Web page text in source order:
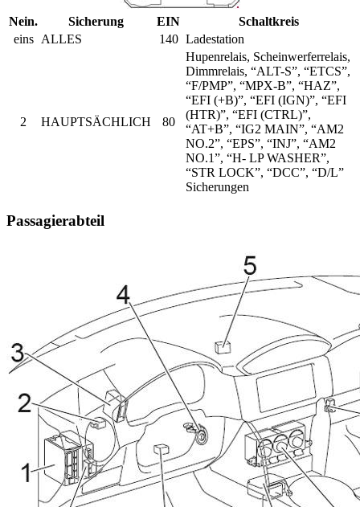
Nein. Sicherung EIN
Schaltkreis
eins
ALLES 140 Ladestation
2 HAUPTSÄCHLICH 80
Hupenrelais, Scheinwerferrelais,
Dimmrelais, “ALT-S”, “ETCS”,
“F/PMP”, “MPX-B”, “HAZ”,
“EFI (+B)”, “EFI (IGN)”, “EFI
(HTR)”, “EFI (CTRL)”,
“AT+B”, “IG2 MAIN”, “AM2
NO.2”, “EPS”, “INJ”, “AM2
NO.1”, “H- LP WASHER”,
“STR LOCK”, “DCC”, “D/L”
Sicherungen
Passagierabteil